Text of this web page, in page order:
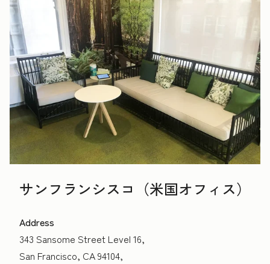
サンフランシスコ（米国オフィス）
Address
343 Sansome Street Level 16,
San Francisco, CA 94104,